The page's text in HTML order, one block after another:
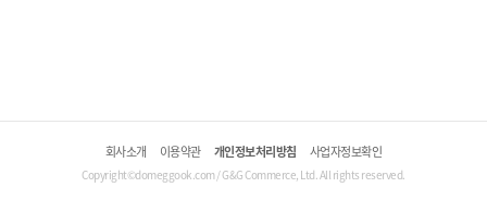
회사소개 이용약관 개인정보처리방침 사업자정보확인
Copyright©domeggook.com / G&G Commerce, Ltd. All rights reserved.